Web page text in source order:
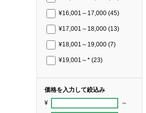
¥16,001～17,000 (45)
¥17,001～18,000 (13)
¥18,001～19,000 (7)
¥19,001～* (23)
価格を入力して絞込み
¥ ～